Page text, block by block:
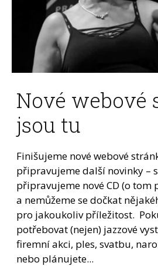
Nové webové
jsou tu
Finišujeme nové webové
připravujeme další novinky –
připravujeme nové CD (o tom
a nemůžeme se dočkat
pro jakoukoliv příležitost.
potřebovat (nejen) jazzové
firemní akci, ples, svatbu,
nebo plánujete...